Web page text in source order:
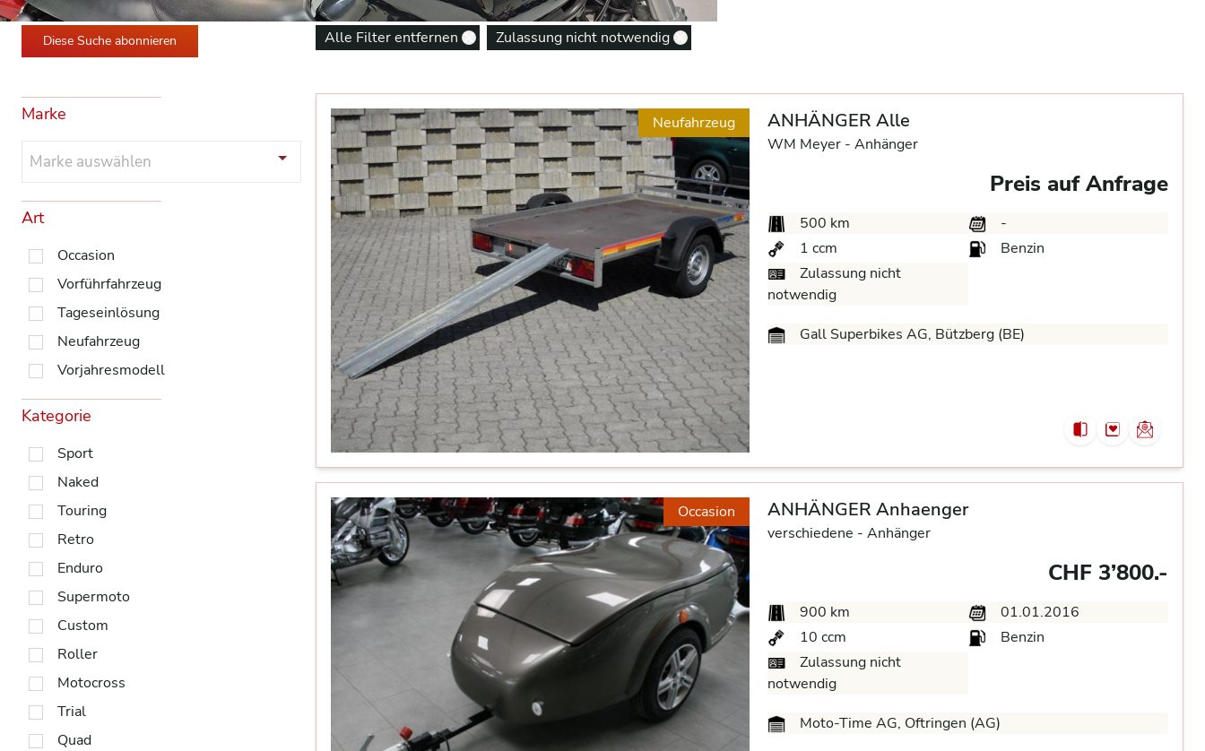
Diese Suche abonnieren Alle Filter entfernen Remove option
Zulassung nicht notwendig Remove option
Marke
Marke auswählen
Art
Occasion
Vorführfahrzeug
Tageseinlösung
Neufahrzeug
Vorjahresmodell
Kategorie
Sport
Naked
Touring
Retro
Enduro
Supermoto
Custom
Roller
Motocross
Trial
Quad
Neufahrzeug ANHÄNGER Alle
WM Meyer - Anhänger
Preis auf Anfrage
500 km
-
1 ccm
Benzin
Zulassung nicht
notwendig
Gall Superbikes AG, Bützberg (BE)
Occasion ANHÄNGER Anhaenger
verschiedene - Anhänger
CHF 3’800.-
900 km
01.01.2016
10 ccm
Benzin
Zulassung nicht
notwendig
Moto-Time AG, Oftringen (AG)